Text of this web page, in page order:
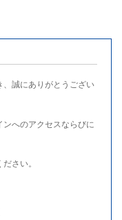
、誠にありがとうござい
へのアクセスならびに
さい。